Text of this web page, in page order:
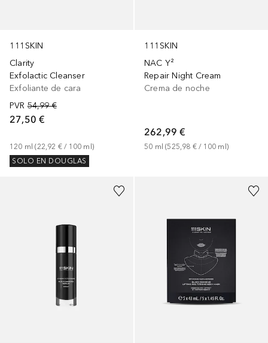
111SKIN
Clarity
Exfolactic Cleanser
Exfoliante de cara
PVR 54,99 €
27,50 €
120 ml (22,92 € / 100 ml)
SOLO EN DOUGLAS
111SKIN
NAC Y²
Repair Night Cream
Crema de noche
262,99 €
50 ml (525,98 € / 100 ml)